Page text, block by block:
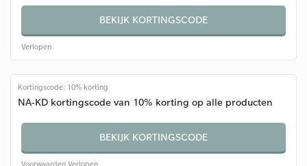
BEKIJK KORTINGSCODE
Verlopen
Kortingscode: 10% korting
NA-KD kortingscode van 10% korting op alle producten
BEKIJK KORTINGSCODE
Voorwaarden Verlopen